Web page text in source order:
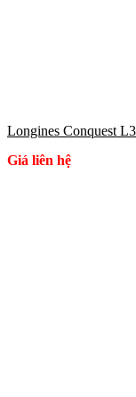
Longines Conquest
Giá liên hệ